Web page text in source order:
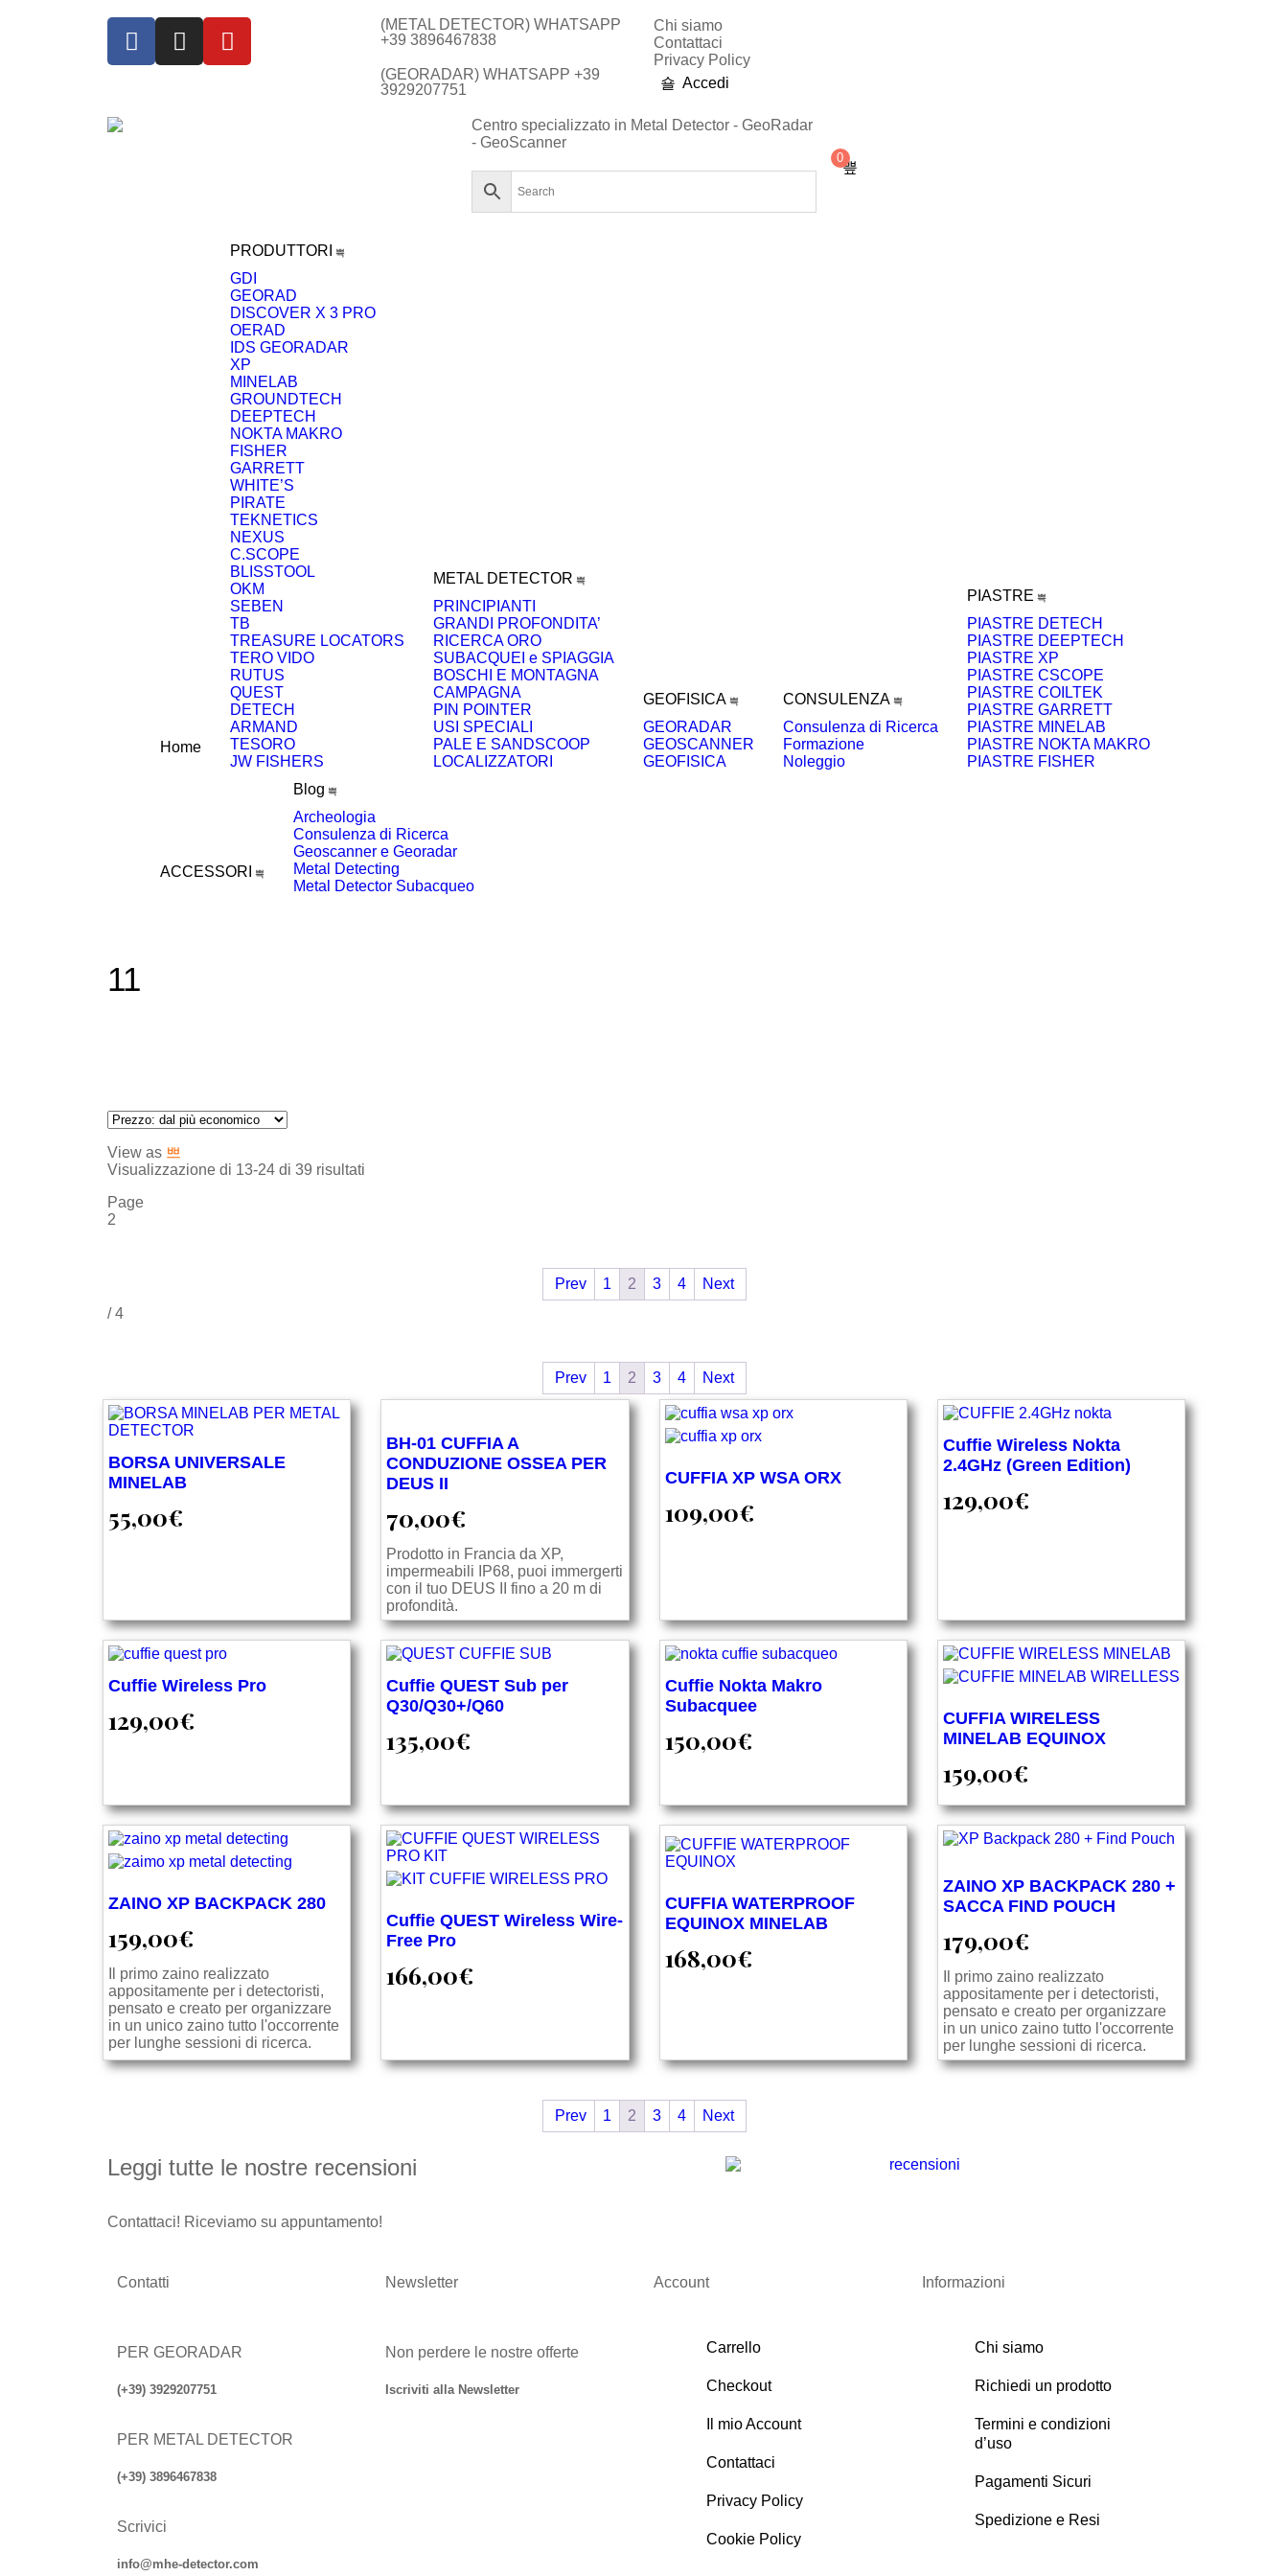
(METAL DETECTOR) WHATSAPP
+39 3896467838
(GEORADAR) WHATSAPP +39
3929207751
Chi siamo
Contattaci
Privacy Policy
Accedi
Centro specializzato in Metal Detector - GeoRadar
- GeoScanner
0
Home
PRODUTTORI
GDI
GEORAD
DISCOVER X 3 PRO
OERAD
IDS GEORADAR
XP
MINELAB
GROUNDTECH
DEEPTECH
NOKTA MAKRO
FISHER
GARRETT
WHITE’S
PIRATE
TEKNETICS
NEXUS
C.SCOPE
BLISSTOOL
OKM
SEBEN
TB
TREASURE LOCATORS
TERO VIDO
RUTUS
QUEST
DETECH
ARMAND
TESORO
JW FISHERS
METAL DETECTOR
PRINCIPIANTI
GRANDI PROFONDITA’
RICERCA ORO
SUBACQUEI e SPIAGGIA
BOSCHI E MONTAGNA
CAMPAGNA
PIN POINTER
USI SPECIALI
PALE E SANDSCOOP
LOCALIZZATORI
GEOFISICA
GEORADAR
GEOSCANNER
GEOFISICA
CONSULENZA
Consulenza di Ricerca
Formazione
Noleggio
PIASTRE
PIASTRE DETECH
PIASTRE DEEPTECH
PIASTRE XP
PIASTRE CSCOPE
PIASTRE COILTEK
PIASTRE GARRETT
PIASTRE MINELAB
PIASTRE NOKTA MAKRO
PIASTRE FISHER
ACCESSORI
Blog
Archeologia
Consulenza di Ricerca
Geoscanner e Georadar
Metal Detecting
Metal Detector Subacqueo
11
View as
Visualizzazione di 13-24 di 39 risultati
Page
2
Prev 1 2 3 4
Next
/ 4
Prev 1 2 3 4 Next
BORSA UNIVERSALE
MINELAB
55,00€
BH-01 CUFFIA A
CONDUZIONE OSSEA PER
DEUS II
70,00€
Prodotto in Francia da XP,
impermeabili IP68, puoi immergerti
con il tuo DEUS II fino a 20 m di
profondità.
CUFFIA XP WSA ORX
109,00€
Cuffie Wireless Nokta
2.4GHz (Green Edition)
129,00€
Cuffie Wireless Pro
129,00€
Cuffie QUEST Sub per
Q30/Q30+/Q60
135,00€
Cuffie Nokta Makro
Subacquee
150,00€
CUFFIA WIRELESS
MINELAB EQUINOX
159,00€
ZAINO XP BACKPACK 280
159,00€
Il primo zaino realizzato
appositamente per i detectoristi,
pensato e creato per organizzare
in un unico zaino tutto l'occorrente
per lunghe sessioni di ricerca.
Cuffie QUEST Wireless Wire-
Free Pro
166,00€
CUFFIA WATERPROOF
EQUINOX MINELAB
168,00€
ZAINO XP BACKPACK 280 +
SACCA FIND POUCH
179,00€
Il primo zaino realizzato
appositamente per i detectoristi,
pensato e creato per organizzare
in un unico zaino tutto l'occorrente
per lunghe sessioni di ricerca.
Prev 1 2 3 4 Next
Leggi tutte le nostre recensioni
Contattaci! Riceviamo su appuntamento!
Contatti
PER GEORADAR
(+39) 3929207751
PER METAL DETECTOR
(+39) 3896467838
Scrivici
info@mhe-detector.com
Newsletter
Non perdere le nostre offerte
Iscriviti alla Newsletter
Account
Carrello
Checkout
Il mio Account
Contattaci
Privacy Policy
Cookie Policy
Informazioni
Chi siamo
Richiedi un prodotto
Termini e condizioni
d’uso
Pagamenti Sicuri
Spedizione e Resi